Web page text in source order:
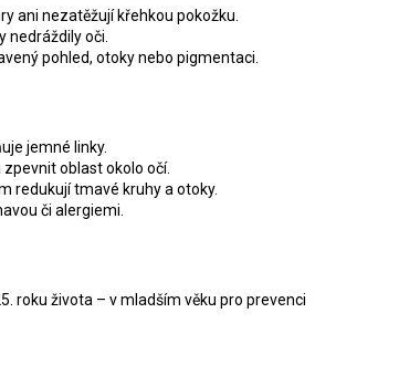
ani nezatěžují křehkou pokožku.
nedráždily oči.
pohled, otoky nebo pigmentaci.
jemné linky.
oblast okolo očí.
redukují tmavé kruhy a otoky.
či alergiemi.
roku života – v mladším věku pro prevenci